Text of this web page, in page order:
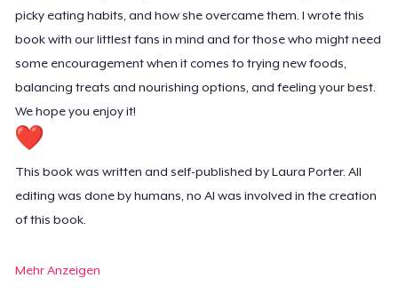
picky eating habits, and how she overcame them. I wrote this
book with our littlest fans in mind and for those who might need
some encouragement when it comes to trying new foods,
balancing treats and nourishing options, and feeling your best.
We hope you enjoy it!
This book was written and self-published by Laura Porter. All
editing was done by humans, no AI was involved in the creation
of this book.
Howie and Winny's Mom Laura Porter
Mehr Anzeigen